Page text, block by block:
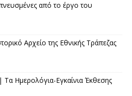
από το έργο του
Αρχείο της Εθνικής Τράπεζας
Εγκαίνια Έκθεσης